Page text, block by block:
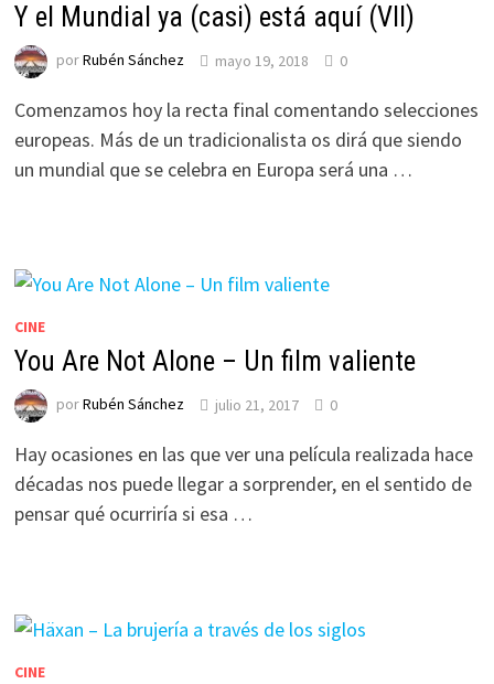
Y el Mundial ya (casi) está aquí (VII)
porRubén Sánchez mayo 19, 2018 0
Comenzamos hoy la recta final comentando selecciones
europeas. Más de un tradicionalista os dirá que siendo
un mundial que se celebra en Europa será una …
CINE
You Are Not Alone – Un film valiente
porRubén Sánchez julio 21, 2017 0
Hay ocasiones en las que ver una película realizada hace
décadas nos puede llegar a sorprender, en el sentido de
pensar qué ocurriría si esa …
CINE